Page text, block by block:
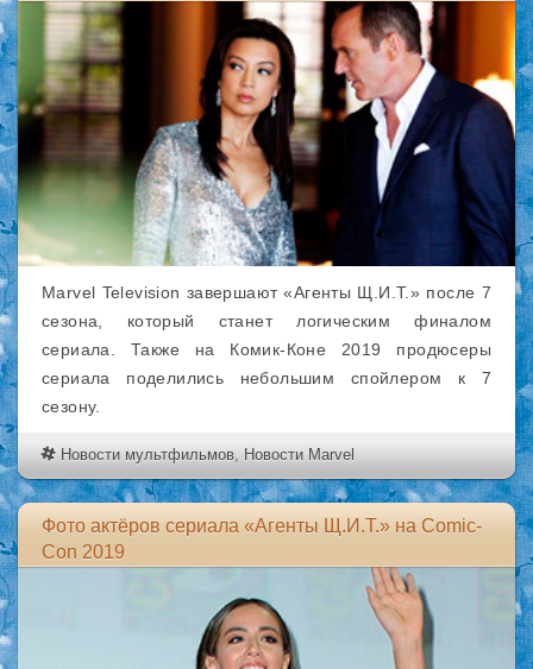
Marvel Television завершают «Агенты Щ.И.Т.» после 7
сезона, который станет логическим финалом
сериала. Также на Комик-Коне 2019 продюсеры
сериала поделились небольшим спойлером к 7
сезону.
Новости мультфильмов, Новости Marvel
Фото актёров сериала «Агенты Щ.И.Т.» на Comic-
Con 2019